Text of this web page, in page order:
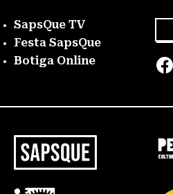
SapsQue TV
Festa SapsQue
Botiga Online